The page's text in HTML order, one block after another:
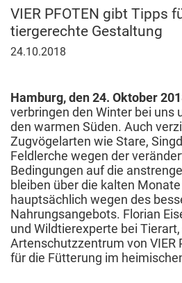
VIER PFOTEN gibt Tipps
tiergerechte Gestaltung
24.
24.10.2018
Hamburg, den 24. Oktober
verbringen den Winter bei uns
den warmen Süden. Auch
Zugvögelarten wie Stare,
Feldlerche wegen der
Bedingungen auf die
bleiben über die kalten
hauptsächlich wegen des
Nahrungsangebots. Florian
und Wildtierexperte bei
Artenschutzzentrum von VIER
für die Fütterung im